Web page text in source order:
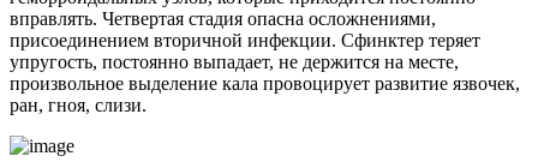
вправлять. Четвертая стадия опасна осложнениями,
присоединением вторичной инфекции. Сфинктер теряет
упругость, постоянно выпадает, не держится на месте,
произвольное выделение кала провоцирует развитие язвочек,
ран, гноя, слизи.